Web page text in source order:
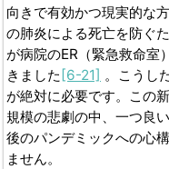
向きで有効かつ現実的な
の肺炎による死亡を防ぐ
が病院のER（緊急救命室
きました [6-21] 。こうし
が絶対に必要です。この
規模の悲劇の中、一つ良
後のパンデミックへの心
ません。